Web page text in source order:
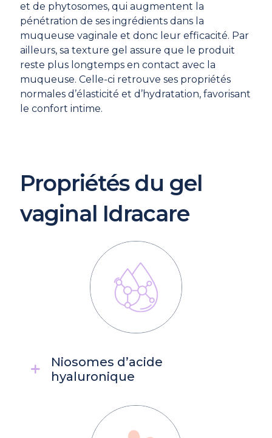
et de phytosomes, qui augmentent la
pénétration de ses ingrédients dans la
muqueuse vaginale et donc leur efficacité. Par
ailleurs, sa texture gel assure que le produit
reste plus longtemps en contact avec la
muqueuse. Celle-ci retrouve ses propriétés
normales d’élasticité et d’hydratation, favorisant
le confort intime.
Propriétés du gel
vaginal Idracare
Niosomes d’acide
hyaluronique